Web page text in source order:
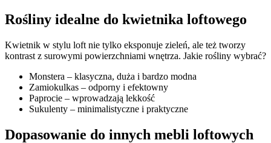
Rośliny idealne do kwietnika loftowego
Kwietnik w stylu loft nie tylko eksponuje zieleń, ale też tworzy
kontrast z surowymi powierzchniami wnętrza. Jakie rośliny wybrać?
Monstera – klasyczna, duża i bardzo modna
Zamiokulkas – odporny i efektowny
Paprocie – wprowadzają lekkość
Sukulenty – minimalistyczne i praktyczne
Dopasowanie do innych mebli loftowych